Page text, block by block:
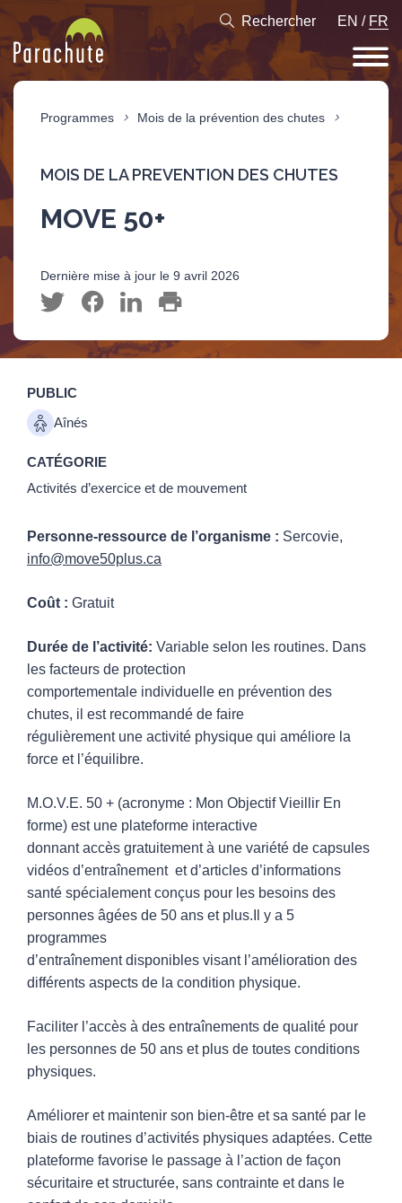
Rechercher EN / FR
Programmes Mois de la prévention des chutes
MOIS DE LA PREVENTION DES CHUTES
MOVE 50+
Dernière mise à jour le 9 avril 2026
PUBLIC
Aînés
CATÉGORIE
Activités d’exercice et de mouvement
Personne-ressource de l’organisme : Sercovie,
info@move50plus.ca
Coût : Gratuit
Durée de l’activité: Variable selon les routines. Dans
les facteurs de protection
comportementale individuelle en prévention des
chutes, il est recommandé de faire
régulièrement une activité physique qui améliore la
force et l’équilibre.
M.O.V.E. 50 + (acronyme : Mon Objectif Vieillir En
forme) est une plateforme interactive
donnant accès gratuitement à une variété de capsules
vidéos d’entraînement et d’articles d’informations
santé spécialement conçus pour les besoins des
personnes âgées de 50 ans et plus.Il y a 5
programmes
d’entraînement disponibles visant l’amélioration des
différents aspects de la condition physique.
Faciliter l’accès à des entraînements de qualité pour
les personnes de 50 ans et plus de toutes conditions
physiques.
Améliorer et maintenir son bien-être et sa santé par le
biais de routines d’activités physiques adaptées. Cette
plateforme favorise le passage à l’action de façon
sécuritaire et structurée, sans contrainte et dans le